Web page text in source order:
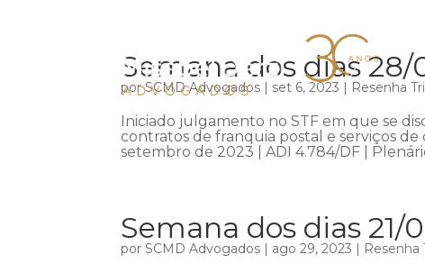
Semana dos dias
porSCMD Advogados | set 6, 2023 | Resenha
Iniciado julgamento no STF em que se
contratos de franquia postal e serviços
setembro de 2023 | ADI 4.784/DF |
Semana dos dias 21/
porSCMD Advogados | ago 29, 2023 | Resenha